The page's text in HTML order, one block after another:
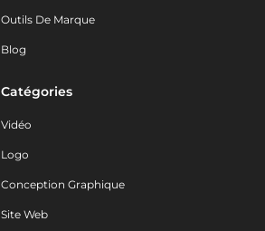
Outils De Marque
Blog
Catégories
Vidéo
Logo
Conception Graphique
Site Web